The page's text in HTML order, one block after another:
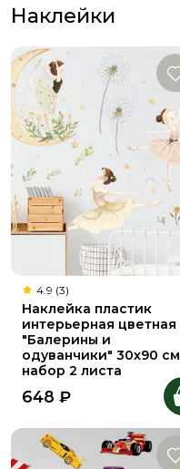
Наклейки
4.9 (3)
Наклейка пластик
интерьерная цветная
"Балерины и
одуванчики" 30х90 см
набор 2 листа
648 ₽